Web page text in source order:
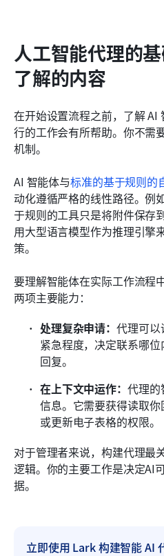
人工智能代理的
了解的内容
在开始设置流程之前，了解 AI
行的工作会有所帮助。你不需
机制。
AI 智能体与标准的基于规则的
动化遵循严格的线性路径。例
于规则的工具只是将附件保存
用大型语言模型作为推理引擎
策。
要理解智能体在实际工作流程
两项主要能力：
处理复杂申请：代理可以
紧急程度，决定联系哪
回复。
在上下文中运作： 代理的
信息。它需要获得读取
或更新电子表格的权限。
对于管理者来说，构建代理最
逻辑。你的主要工作是决定AI
据。
立即使用 Lark 构建智能 AI